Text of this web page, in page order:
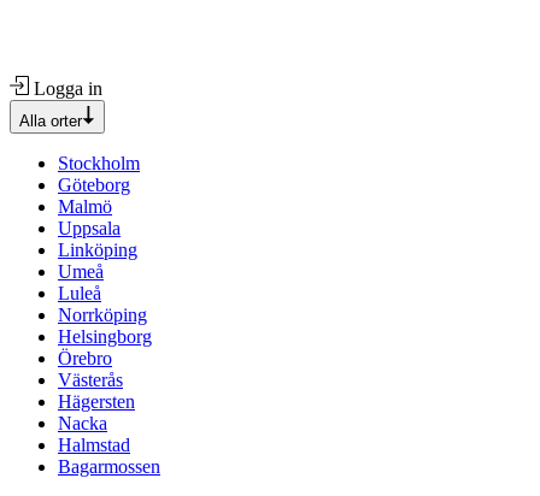
Logga in
Alla orter
Stockholm
Göteborg
Malmö
Uppsala
Linköping
Umeå
Luleå
Norrköping
Helsingborg
Örebro
Västerås
Hägersten
Nacka
Halmstad
Bagarmossen